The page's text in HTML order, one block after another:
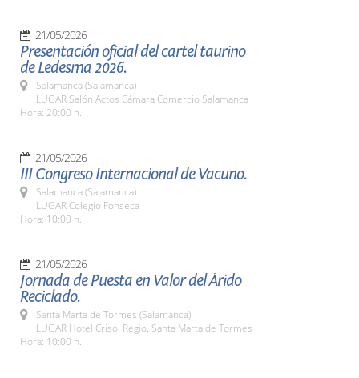
21/05/2026
Presentación oficial del cartel taurino
de Ledesma 2026.
Salamanca (Salamanca)
LUGAR Salón Actos Cámara Comercio Salamanca
Hora: 20:00 h.
21/05/2026
III Congreso Internacional de Vacuno.
Salamanca (Salamanca)
LUGAR Colegio Fonseca
Hora: 10:00 h.
21/05/2026
Jornada de Puesta en Valor del Árido
Reciclado.
Santa Marta de Tormes (Salamanca)
LUGAR Hotel Crisol Regio. Santa Marta de Tormes
Hora: 10:00 h.